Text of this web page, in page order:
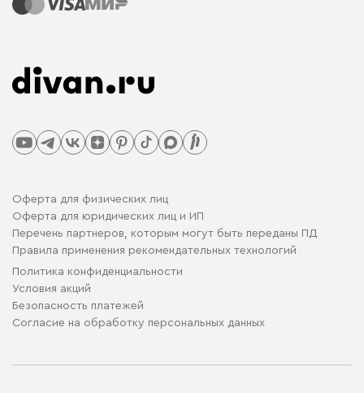
Оферта для физических лиц
Оферта для юридических лиц и ИП
Перечень партнеров, которым могут быть переданы ПД
Правила применения рекомендательных технологий
Политика конфиденциальности
Условия акций
Безопасность платежей
Cогласие на обработку персональных данных